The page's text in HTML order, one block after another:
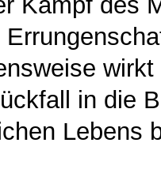
in die
Lebens